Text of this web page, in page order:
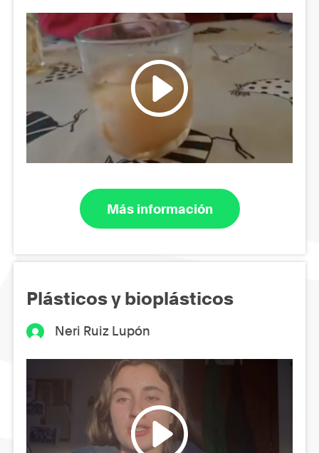
Más información
Plásticos y bioplásticos
Neri Ruiz Lupón